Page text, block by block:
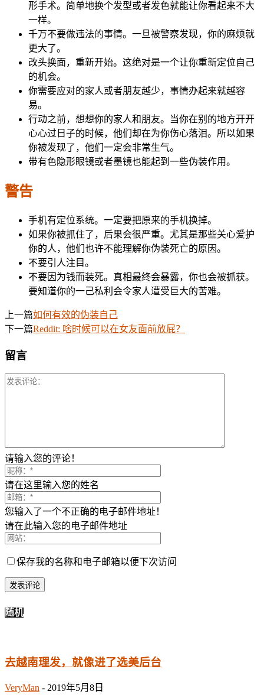
形手术。简单地换个发型或者发色就能让你看起来不大
一样。
千万不要做违法的事情。一旦被警察发现，你的麻烦就
更大了。
改头换面，重新开始。这绝对是一个让你重新定位自己
的机会。
你需要应对的家人或者朋友越少，事情办起来就越容
易。
行动之前，想想你的家人和朋友。当你在别的地方开开
心心过日子的时候，他们却在为你伤心落泪。所以如果
你被发现了，他们一定会非常生气。
带有色隐形眼镜或者墨镜也能起到一些伪装作用。
警告
手机有定位系统。一定要把原来的手机换掉。
如果你被抓住了，后果会很严重。尤其是那些关心爱护
你的人，他们也许不能理解你伪装死亡的原因。
不要引人注目。
不要因为钱而装死。真相最终会暴露，你也会被抓获。
要知道你的一己私利会令家人遭受巨大的苦难。
上一篇如何有效的伪装自己
下一篇Reddit: 啥时候可以在女友面前放屁？
留言
请输入您的评论！
请在这里输入您的姓名
您输入了一个不正确的电子邮件地址！
请在此输入您的电子邮件地址
保存我的名称和电子邮箱以便下次访问
随机
去越南理发，就像进了选美后台
VeryMan - 2019年5月8日